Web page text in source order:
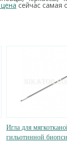
сейчас самая
Игла для
гильотинной